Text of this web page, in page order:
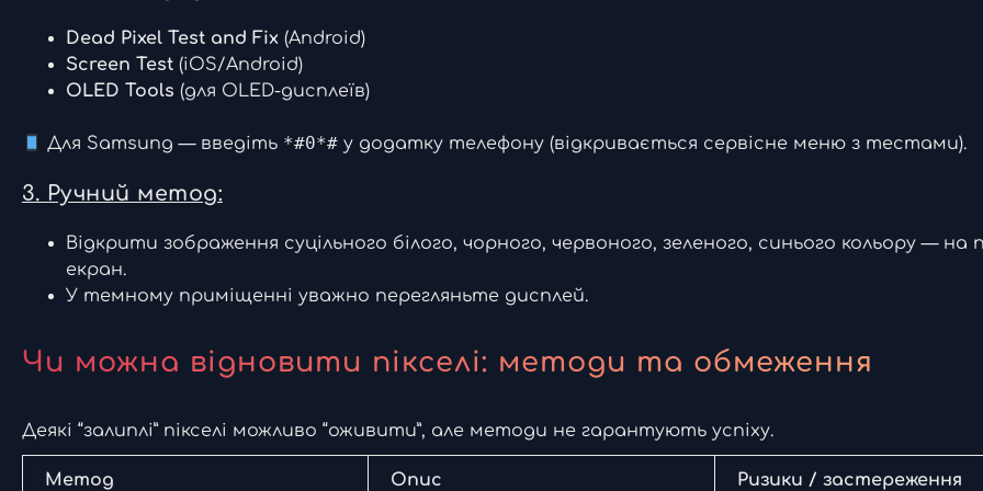
Dead Pixel Test and Fix (Android)
Screen Test (iOS/Android)
OLED Tools (для OLED-дисплеїв)
Для Samsung — введіть *#0*# у додатку телефону (відкривається сервісне меню з тестами).
3. Ручний метод:
Відкрити зображення суцільного білого, чорного, червоного, зеленого, синього кольору — на
екран.
У темному приміщенні уважно перегляньте дисплей.
Чи можна відновити пікселі: методи та обмеження
Деякі “залиплі” пікселі можливо “оживити”, але методи не гарантують успіху.
Метод Опис Ризики / застереження